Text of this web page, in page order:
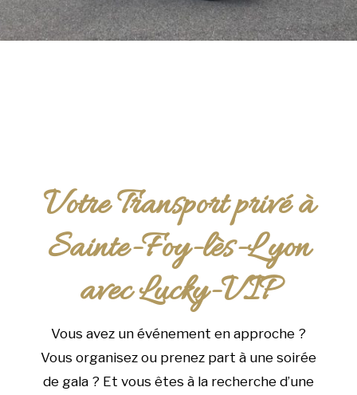
Votre Transport privé à
Sainte-Foy-lès-Lyon
avec Lucky-VIP
Vous avez un événement en approche ?
Vous organisez ou prenez part à une soirée
de gala ? Et vous êtes à la recherche d’une